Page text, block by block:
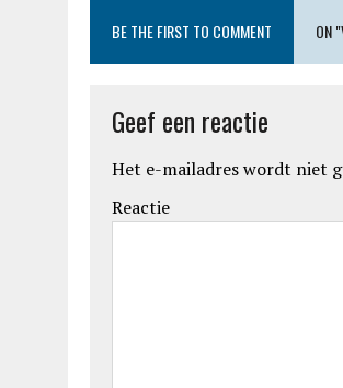
BE THE FIRST TO COMMENT ON
Geef een reactie
Het e-mailadres wordt niet
Reactie